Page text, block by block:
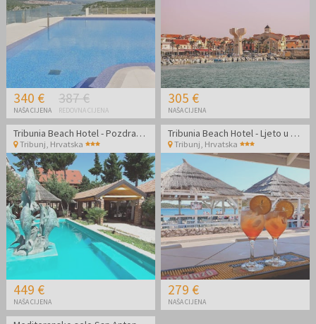
340 €
NAŠA CIJENA
387 €
REDOVNA CIJENA
305 €
NAŠA CIJENA
Tribunia Beach Hotel - Pozdrav ljetu u Tribunju
Tribunj, Hrvatska
449 €
NAŠA CIJENA
Tribunia Beach Hotel - Ljeto u Tribunju
Tribunj, Hrvatska
279 €
NAŠA CIJENA